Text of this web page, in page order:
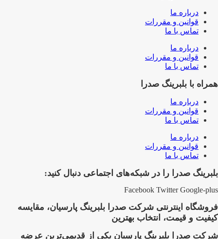
درباره ما
قوانین و مقررات
تماس با ما
درباره ما
قوانین و مقررات
تماس با ما
همراه با بلبرینگ صدرا
درباره ما
قوانین و مقررات
تماس با ما
درباره ما
قوانین و مقررات
تماس با ما
بلبرینگ صدرا را در شبکه‌های اجتماعی دنبال کنید:
Facebook Twitter Google-plus
فروشگاه اینترنتی شرکت صدرا بلبرینگ پارسیان، مقایسه
کیفیت و قیمت، انتخاب بهترین
شرکت صدرا بلبرینگ پارسیان یکی از قدیمی‌ترین عرضه